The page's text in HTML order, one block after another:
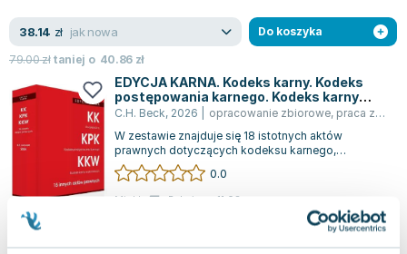
38.14 zł jak nowa
79.00złtaniej o 40.86 zł
Do koszyka
EDYCJA KARNA. Kodeks karny. Kodeks
postępowania karnego. Kodeks karny
wykonawczy. 15 innych aktów prawnych
C.H. Beck, 2026 opracowanie zbiorowe, praca zbiorowa
W zestawie znajduje się 18 istotnych aktów
prawnych dotyczących kodeksu karnego,
dodatkowo umożliwiając użytkownikowi dostęp
onlin...
0.0
Miękka
Pakujemy 11.08